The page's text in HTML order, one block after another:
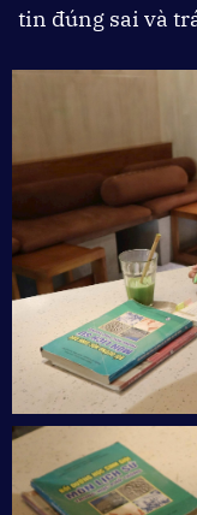
tin đúng sai và